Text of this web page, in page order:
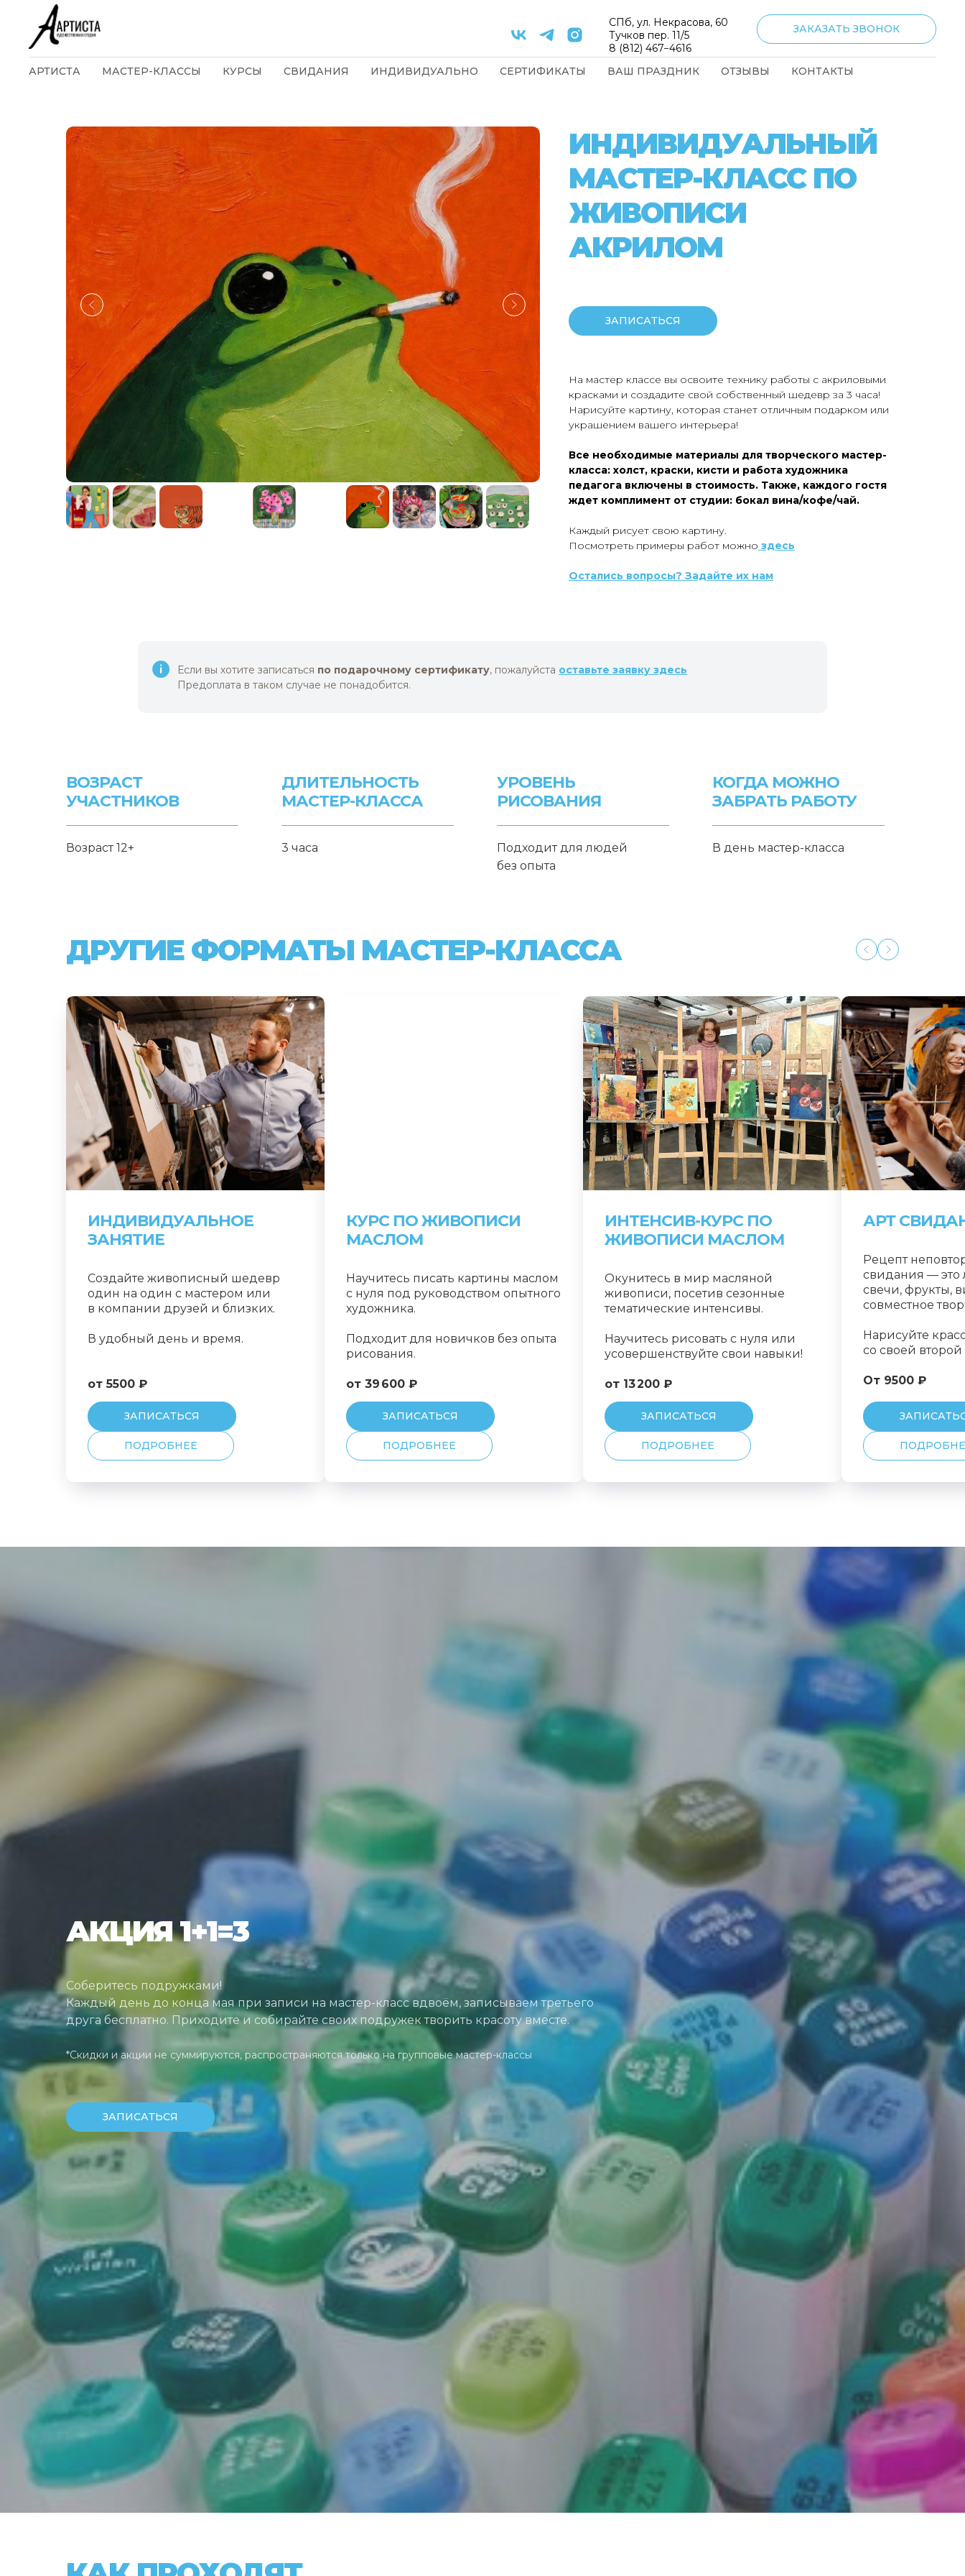
СПб, ул. Некрасова, 60
Тучков пер. 11/5
8 (812) 467−4616
ЗАКАЗАТЬ ЗВОНОК
АРТИСТА МАСТЕР-КЛАССЫ КУРСЫ СВИДАНИЯ ИНДИВИДУАЛЬНО СЕРТИФИКАТЫ ВАШ ПРАЗДНИК ОТЗЫВЫ КОНТАКТЫ
ИНДИВИДУАЛЬНЫЙ
МАСТЕР-КЛАСС ПО
ЖИВОПИСИ
АКРИЛОМ
ЗАПИСАТЬСЯ
На мастер классе вы освоите технику работы с акриловыми
красками и создадите свой собственный шедевр за 3 часа!
Нарисуйте картину, которая станет отличным подарком или
украшением вашего интерьера!
Все необходимые материалы для творческого мастер-
класса: холст, краски, кисти и работа художника
педагога включены в стоимость. Также, каждого гостя
ждет комплимент от студии: бокал вина/кофе/чай.
Каждый рисует свою картину.
Посмотреть примеры работ можно здесь
Остались вопросы? Задайте их нам
Если вы хотите записаться по подарочному сертификату, пожалуйста оставьте заявку здесь
Предоплата в таком случае не понадобится.
ВОЗРАСТ
УЧАСТНИКОВ
Возраст 12+
ДЛИТЕЛЬНОСТЬ
МАСТЕР-КЛАССА
3 часа
УРОВЕНЬ
РИСОВАНИЯ
Подходит для людей
без опыта
КОГДА МОЖНО
ЗАБРАТЬ РАБОТУ
В день мастер-класса
ДРУГИЕ ФОРМАТЫ МАСТЕР-КЛАССА
ИНДИВИДУАЛЬНОЕ
ЗАНЯТИЕ
Создайте живописный шедевр
один на один с мастером или
в компании друзей и близких.
В удобный день и время.
от 5500 ₽
ЗАПИСАТЬСЯ
ПОДРОБНЕЕ
КУРС ПО ЖИВОПИСИ
МАСЛОМ
Научитесь писать картины маслом
с нуля под руководством опытного
художника.
Подходит для новичков без опыта
рисования.
от 39 600 ₽
ЗАПИСАТЬСЯ
ПОДРОБНЕЕ
ИНТЕНСИВ-КУРС ПО
ЖИВОПИСИ МАСЛОМ
Окунитесь в мир масляной
живописи, посетив сезонные
тематические интенсивы.
Научитесь рисовать с нуля или
усовершенствуйте свои навыки!
от 13 200 ₽
ЗАПИСАТЬСЯ
ПОДРОБНЕЕ
АРТ
Рецепт
свидания — это
свечи, фрукты,
совместное
Нарисуйте
со своей
От 9500 ₽
АКЦИЯ 1+1=3
Соберитесь подружками!
Каждый день до конца мая при записи на мастер-класс вдвоём, записываем третьего
друга бесплатно. Приходите и собирайте своих подружек творить красоту вместе.
*Скидки и акции не суммируются, распространяются только на групповые мастер-классы
ЗАПИСАТЬСЯ